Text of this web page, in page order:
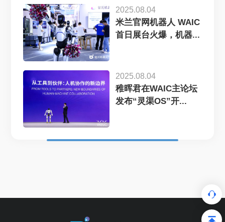
2025.08.04
米兰官网机器人 WAIC
首日展台火爆，机器...
2025.08.04
稚晖君在WAIC主论坛
发布“灵渠OS”开...